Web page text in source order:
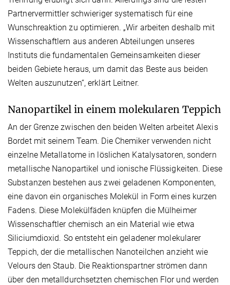
Partnervermittler schwieriger systematisch für eine
Wunschreaktion zu optimieren. „Wir arbeiten deshalb mit
Wissenschaftlern aus anderen Abteilungen unseres
Instituts die fundamentalen Gemeinsamkeiten dieser
beiden Gebiete heraus, um damit das Beste aus beiden
Welten auszunutzen“, erklärt Leitner.
Nanopartikel in einem molekularen Teppich
An der Grenze zwischen den beiden Welten arbeitet Alexis
Bordet mit seinem Team. Die Chemiker verwenden nicht
einzelne Metallatome in löslichen Katalysatoren, sondern
metallische Nanopartikel und ionische Flüssigkeiten. Diese
Substanzen bestehen aus zwei geladenen Komponenten,
eine davon ein organisches Molekül in Form eines kurzen
Fadens. Diese Molekülfäden knüpfen die Mülheimer
Wissenschaftler chemisch an ein Material wie etwa
Siliciumdioxid. So entsteht ein geladener molekularer
Teppich, der die metallischen Nanoteilchen anzieht wie
Velours den Staub. Die Reaktionspartner strömen dann
über den metalldurchsetzten chemischen Flor und werden